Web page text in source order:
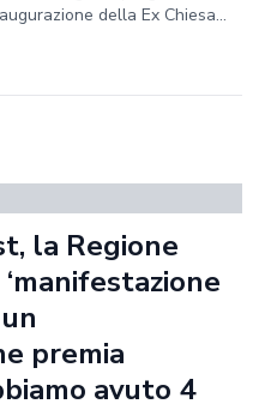
della Ex Chiesa...
la Regione
premia
avuto 4